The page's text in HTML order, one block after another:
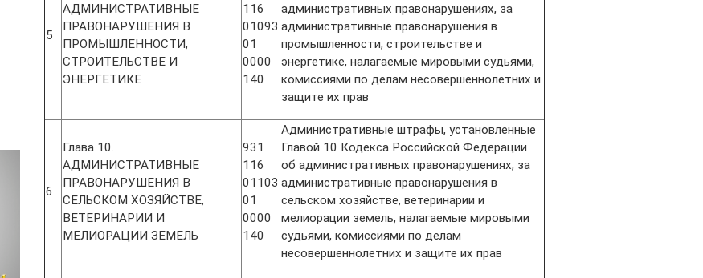
5
АДМИНИСТРАТИВНЫЕ
ПРАВОНАРУШЕНИЯ В
ПРОМЫШЛЕННОСТИ,
СТРОИТЕЛЬСТВЕ И
ЭНЕРГЕТИКЕ
116
01093
01
0000
140
административных правонарушениях, за
административные правонарушения в
промышленности, строительстве и
энергетике, налагаемые мировыми судьями,
комиссиями по делам несовершеннолетних и
защите их прав
6
Глава 10.
АДМИНИСТРАТИВНЫЕ
ПРАВОНАРУШЕНИЯ В
СЕЛЬСКОМ ХОЗЯЙСТВЕ,
ВЕТЕРИНАРИИ И
МЕЛИОРАЦИИ ЗЕМЕЛЬ
931
116
01103
01
0000
140
Административные штрафы, установленные
Главой 10 Кодекса Российской Федерации
об административных правонарушениях, за
административные правонарушения в
сельском хозяйстве, ветеринарии и
мелиорации земель, налагаемые мировыми
судьями, комиссиями по делам
несовершеннолетних и защите их прав